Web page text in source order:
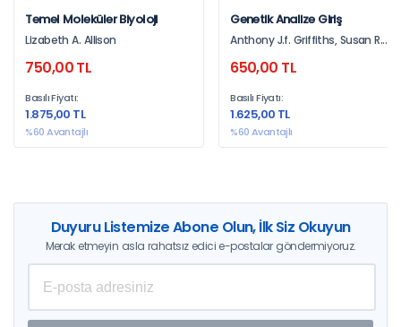
Temel Moleküler Biyoloji
Lizabeth A. Allison
750,00 TL
Basılı Fiyatı:
1.875,00 TL
%60 Avantajlı
Genetik Analize Giriş
Anthony J.f. Griffiths, Susan R.
Doebley
650,00 TL
Basılı Fiyatı:
1.625,00 TL
%60 Avantajlı
Duyuru Listemize Abone Olun, İlk Siz Okuyun
Merak etmeyin asla rahatsız edici e-postalar göndermiyoruz.